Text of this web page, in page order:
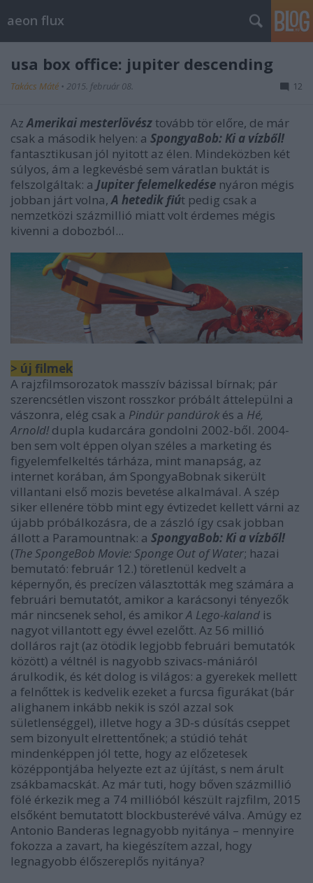
aeon flux
usa box office: jupiter descending
Takács Máté • 2015. február 08. 12
AzAmerikai mesterlövész tovább tör előre, de már
csak a második helyen: a SpongyaBob: Ki a vízből!
fantasztikusan jól nyitott az élen. Mindeközben két
súlyos, ám a legkevésbé sem váratlan buktát is
felszolgáltak: a Jupiter felemelkedése nyáron mégis
jobban járt volna,A hetedik fiút pedig csak a
nemzetközi százmillió miatt volt érdemes mégis
kivenni a dobozból...
> új filmek
A rajzfilmsorozatok masszív bázissal bírnak; pár
szerencsétlen viszont rosszkor próbált áttelepülni a
vászonra, elég csak a Pindúr pandúrok és a Hé,
Arnold!dupla kudarcára gondolni 2002-ből. 2004-
ben sem volt éppen olyan széles a marketing és
figyelemfelkeltés tárháza, mint manapság, az
internet korában, ám SpongyaBobnak sikerült
villantani első mozis bevetése alkalmával. A szép
siker ellenére több mint egy évtizedet kellett várni az
újabb próbálkozásra, de a zászló így csak jobban
állott a Paramountnak: a SpongyaBob: Ki a vízből!
(The SpongeBob Movie: Sponge Out of Water; hazai
bemutató: február 12.) töretlenül kedvelt a
képernyőn, és precízen választották meg számára a
februári bemutatót, amikor a karácsonyi tényezők
már nincsenek sehol, és amikorA Lego-kaland is
nagyot villantott egy évvel ezelőtt. Az 56 millió
dolláros rajt (az ötödik legjobb februári bemutatók
között) a véltnél is nagyobb szivacs-mániáról
árulkodik, és két dolog is világos: a gyerekek mellett
a felnőttek is kedvelik ezeket a furcsa figurákat (bár
alighanem inkább nekik is szól azzal sok
sületlenséggel), illetve hogy a 3D-s dúsítás cseppet
sem bizonyult elrettentőnek; a stúdió tehát
mindenképpen jól tette, hogy az előzetesek
középpontjába helyezte ezt az újítást, s nem árult
zsákbamacskát. Az már tuti, hogy bőven százmillió
fölé érkezik meg a 74 millióból készült rajzfilm, 2015
elsőként bemutatott blockbusterévé válva. Amúgy ez
Antonio Banderas legnagyobb nyitánya – mennyire
fokozza a zavart, ha kiegészítem azzal, hogy
legnagyobb élőszereplős nyitánya?